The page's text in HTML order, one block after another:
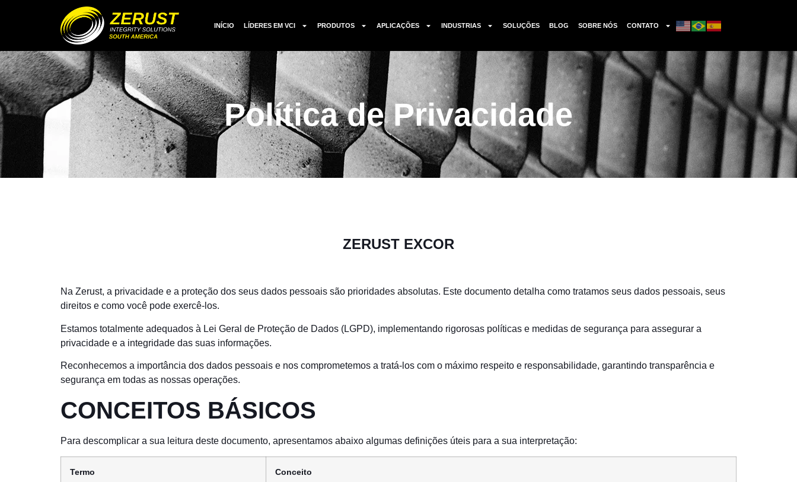
INÍCIO LÍDERES EM VCI PRODUTOS APLICAÇÕES INDUSTRIAS SOLUÇÕES BLOG SOBRE NÓS CONTATO
Política de Privacidade
ZERUST EXCOR
Na Zerust, a privacidade e a proteção dos seus dados pessoais são prioridades absolutas. Este documento detalha como tratamos seus dados pessoais, seus
direitos e como você pode exercê-los.
Estamos totalmente adequados à Lei Geral de Proteção de Dados (LGPD), implementando rigorosas políticas e medidas de segurança para assegurar a
privacidade e a integridade das suas informações.
Reconhecemos a importância dos dados pessoais e nos comprometemos a tratá-los com o máximo respeito e responsabilidade, garantindo transparência e
segurança em todas as nossas operações.
CONCEITOS BÁSICOS
Para descomplicar a sua leitura deste documento, apresentamos abaixo algumas definições úteis para a sua interpretação:
Termo Conceito